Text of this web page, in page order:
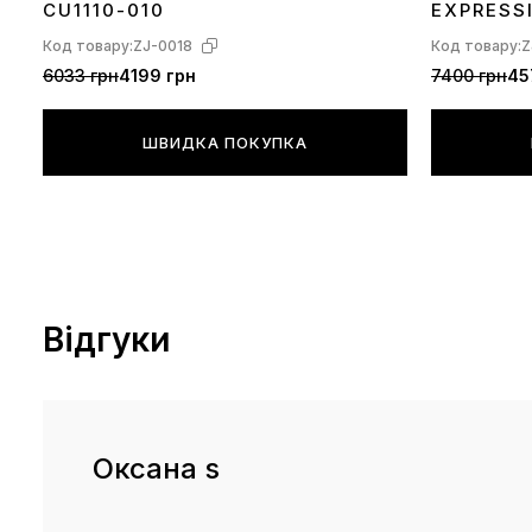
CU1110-010
Код товару:ZJ-0018
6033 грн4199 грн
ШВИДКА ПОКУПКА
Код товару:
7400 грн
Відгуки
Оксана s